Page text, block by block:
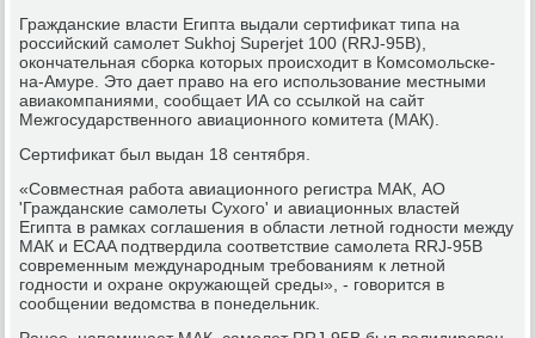
Гражданские власти Египта выдали сертификат типа на
российский самолет Sukhoj Superjet 100 (RRJ-95B),
окончательная сборка которых происходит в Комсомольске-
на-Амуре. Это дает право на его использование местными
авиакомпаниями, сообщает ИА со ссылкой на сайт
Межгосударственного авиационного комитета (МАК).
Сертификат был выдан 18 сентября.
«Совместная работа авиационного регистра МАК, АО
'Гражданские самолеты Сухого' и авиационных властей
Египта в рамках соглашения в области летной годности между
МАК и ECAA подтвердила соответствие самолета RRJ-95B
современным международным требованиям к летной
годности и охране окружающей среды», - говорится в
сообщении ведомства в понедельник.